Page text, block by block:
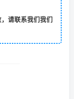
请联系我们我们